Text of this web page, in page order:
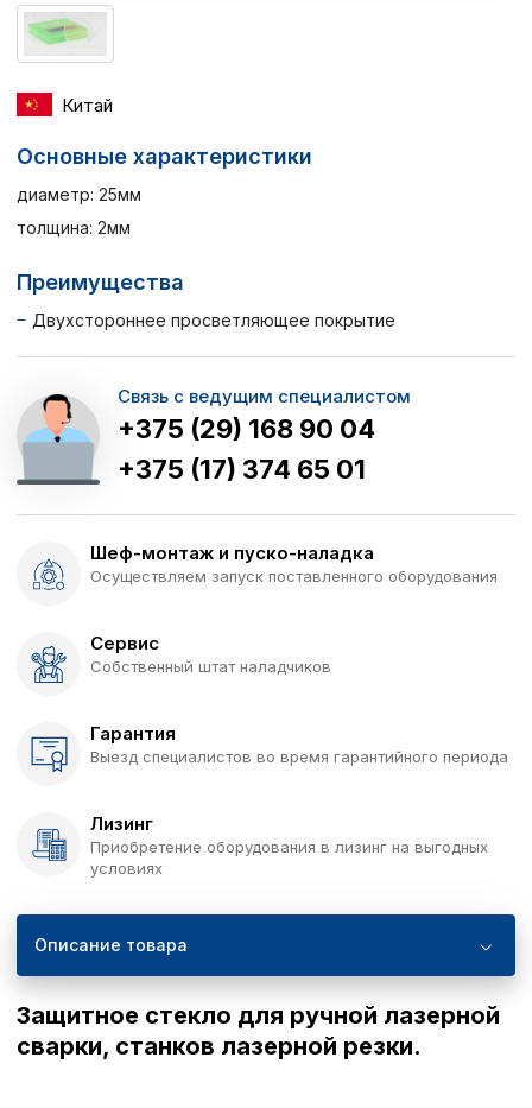
Китай
Основные характеристики
диаметр: 25мм
толщина: 2мм
Преимущества
Двухстороннее просветляющее покрытие
Связь с ведущим специалистом
+375 (29) 168 90 04
+375 (17) 374 65 01
Шеф-монтаж и пуско-наладка
Осуществляем запуск поставленного оборудования
Сервис
Собственный штат наладчиков
Гарантия
Выезд специалистов во время гарантийного периода
Лизинг
Приобретение оборудования в лизинг на выгодных
условиях
Описание товара
Защитное стекло для ручной лазерной
сварки, станков лазерной резки.